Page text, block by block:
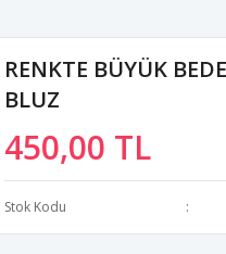
RENKTE BÜYÜK
BLUZ
450,00 TL
Stok Kodu